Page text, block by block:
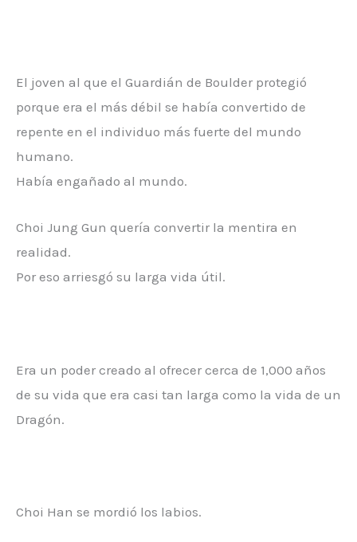
El joven al que el Guardián de Boulder protegió
porque era el más débil se había convertido de
repente en el individuo más fuerte del mundo
humano.
Había engañado al mundo.
Choi Jung Gun quería convertir la mentira en
realidad.
Por eso arriesgó su larga vida útil.
Era un poder creado al ofrecer cerca de 1,000 años
de su vida que era casi tan larga como la vida de un
Dragón.
Choi Han se mordió los labios.